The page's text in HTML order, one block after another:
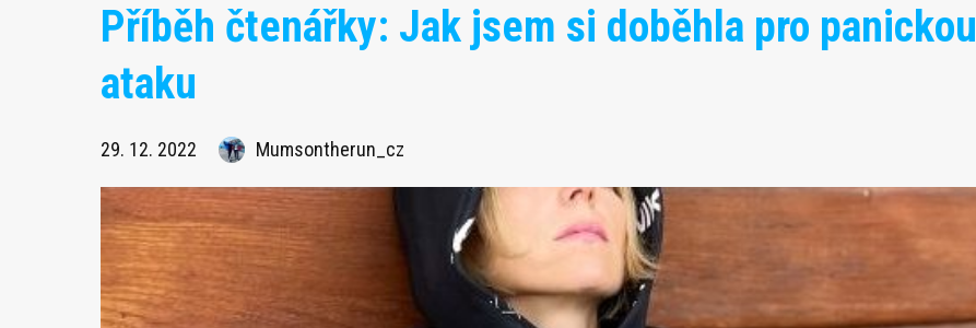
Příběh čtenářky: Jak jsem si doběhla pro panickou
ataku
29. 12. 2022 Mumsontherun_cz